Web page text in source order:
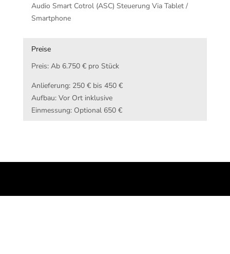
Audio Smart Cotrol (ASC) Steuerung Via Tablet /
Smartphone
Preise
Preis: Ab 6.750 € pro Stück
Anlieferung: 250 € bis 450 €
Aufbau: Vor Ort inklusive
Einmessung: Optional 650 €